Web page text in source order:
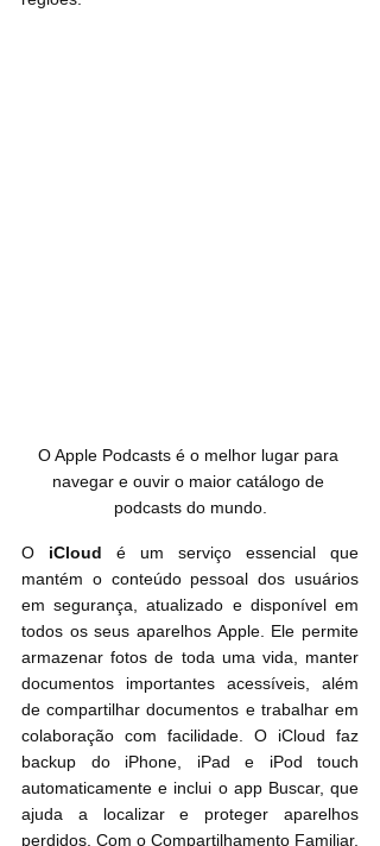
O Apple Podcasts é o melhor lugar para
navegar e ouvir o maior catálogo de
podcasts do mundo.
O iCloud é um serviço essencial que
mantém o conteúdo pessoal dos usuários
em segurança, atualizado e disponível em
todos os seus aparelhos Apple. Ele permite
armazenar fotos de toda uma vida, manter
documentos importantes acessíveis, além
de compartilhar documentos e trabalhar em
colaboração com facilidade. O iCloud faz
backup do iPhone, iPad e iPod touch
automaticamente e inclui o app Buscar, que
ajuda a localizar e proteger aparelhos
perdidos. Com o Compartilhamento Familiar,